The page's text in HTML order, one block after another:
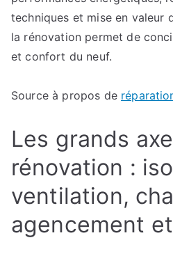
techniques et mise en valeur
la rénovation permet de
et confort du neuf.
Source à propos de
Les grands
rénovation :
ventilation,
agencement